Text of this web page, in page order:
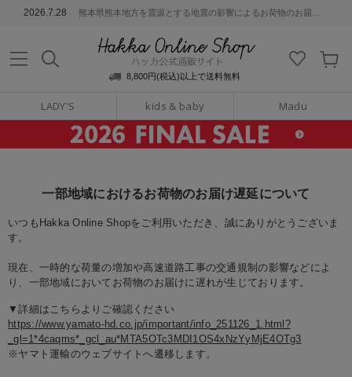
2026.7.28 熊本県熊本地方を震源とする地震の影響によるお荷物のお届けについて
8,800円(税込)以上で送料無料
LADY'S kids & baby Madu
通販サイト
一部地域におけるお荷物のお届け遅延について
いつもHakka Online Shopをご利用いただき、誠にありがとうございま
す。
現在、一時的な荷量の増加や高速道路工事の交通規制の影響などによ
り、一部地域においてお荷物のお届けに遅れが生じております。
▼詳細はこちらよりご確認ください
https://www.yamato-hd.co.jp/important/info_251126_1.html?
_gl=1*4caqms*_gcl_au*MTA5OTc3MDI1OS4xNzYyMjE4OTg3
※ヤマト運輸のウェブサイトへ遷移します。